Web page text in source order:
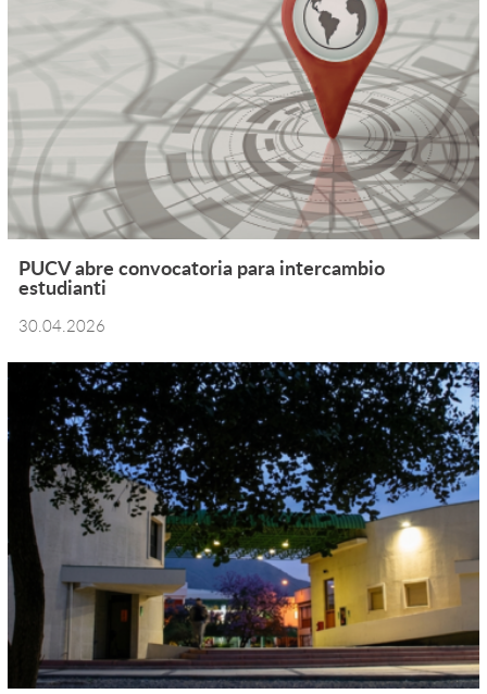
PUCV abre convocatoria para intercambio
estudianti
30.04.2026